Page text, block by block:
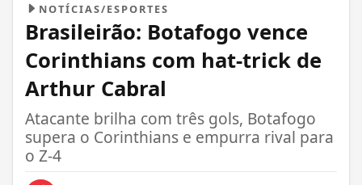
NOTÍCIAS/ESPORTES
Brasileirão: Botafogo vence
Corinthians com hat-trick de
Arthur Cabral
Atacante brilha com três gols, Botafogo
supera o Corinthians e empurra rival para
o Z-4